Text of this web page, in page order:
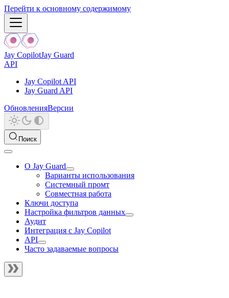
Перейти к основному содержимому
Jay CopilotJay Guard
API
Jay Copilot API
Jay Guard API
ОбновленияВерсии
Поиск
О Jay Guard
Варианты использования
Системный промт
Совместная работа
Ключи доступа
Настройка фильтров данных
Аудит
Интеграция с Jay Copilot
API
Часто задаваемые вопросы